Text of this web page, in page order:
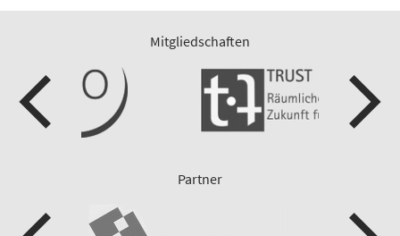
Mitgliedschaften
Partner